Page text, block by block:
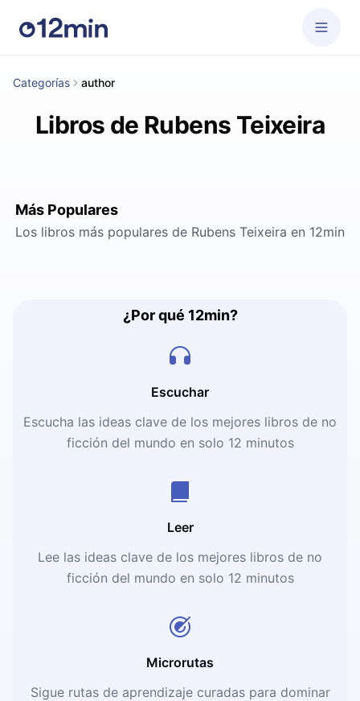
Categorías author
Libros de Rubens Teixeira
Más Populares
Los libros más populares de Rubens Teixeira en 12min
¿Por qué 12min?
Escuchar
Escucha las ideas clave de los mejores libros de no
ficción del mundo en solo 12 minutos
Leer
Lee las ideas clave de los mejores libros de no
ficción del mundo en solo 12 minutos
Microrutas
Sigue rutas de aprendizaje curadas para dominar